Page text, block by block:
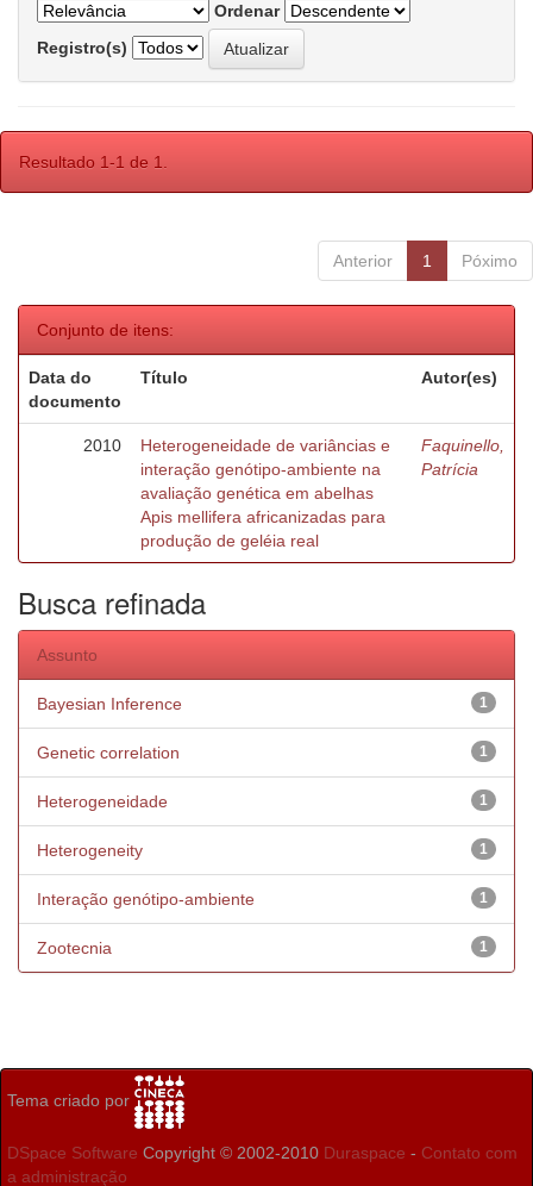
Ordenar
Registro(s)
Resultado 1-1 de 1.
Anterior 1 Póximo
Conjunto de itens:
Data do
documento
Título Autor(es)
2010
Heterogeneidade de variâncias e
interação genótipo-ambiente na
avaliação genética em abelhas
Apis mellifera africanizadas para
produção de geléia real
Faquinello,
Patrícia
Busca refinada
Assunto
1
Bayesian Inference
1
Genetic correlation
1
Heterogeneidade
1
Heterogeneity
1
Interação genótipo-ambiente
1
Zootecnia
Tema criado por
DSpace Software Copyright © 2002-2010 Duraspace - Contato com
a administração